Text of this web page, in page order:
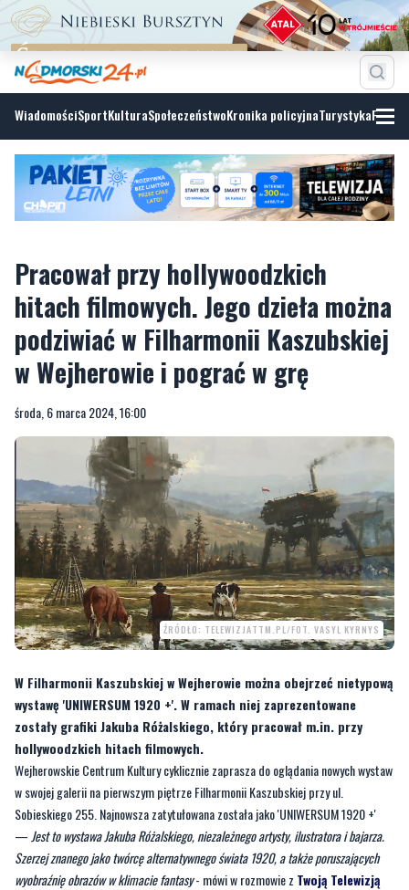
WiadomościSportKulturaSpołeczeństwoKronika policyjnaTurystyka
Pracował przy hollywoodzkich
hitach filmowych. Jego dzieła można
podziwiać w Filharmonii Kaszubskiej
w Wejherowie i pograć w grę
środa, 6 marca 2024, 16:00
ŹRÓDŁO: TELEWIZJATTM.PL/FOT. VASYL KYRNYS
W Filharmonii Kaszubskiej w Wejherowie można obejrzeć nietypową
wystawę 'UNIWERSUM 1920 +'. W ramach niej zaprezentowane
zostały grafiki Jakuba Różalskiego, który pracował m.in. przy
hollywoodzkich hitach filmowych.
Wejherowskie Centrum Kultury cyklicznie zaprasza do oglądania nowych wystaw
w swojej galerii na pierwszym piętrze Filharmonii Kaszubskiej przy ul.
Sobieskiego 255. Najnowsza zatytułowana została jako 'UNIWERSUM 1920 +'
— Jest to wystawa Jakuba Różalskiego, niezależnego artysty, ilustratora i bajarza.
Szerzej znanego jako twórcę alternatywnego świata 1920, a także poruszających
wyobraźnię obrazów w klimacie fantasy- mówi w rozmowie z Twoją Telewizją